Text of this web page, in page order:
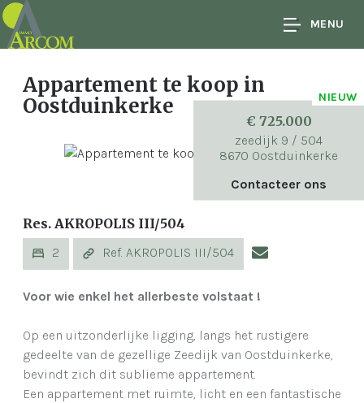
MENU
Appartement te koop in
Oostduinkerke
€ 725.000
zeedijk 9 / 504
8670 Oostduinkerke
Contacteer ons
NIEUW
Res. AKROPOLIS III/504
2 Ref. AKROPOLIS III/504
Voor wie enkel het allerbeste volstaat !
Op een uitzonderlijke ligging, langs het rustigere
gedeelte van de gezellige Zeedijk van Oostduinkerke,
bevindt zich dit sublieme appartement.
Een appartement met ruimte, licht en een fantastische